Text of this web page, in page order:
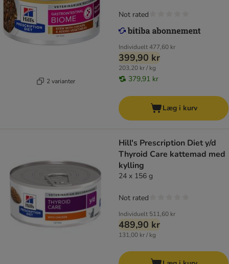
2 varianter
Individuelt477,60 kr
399,90 kr
203,20 kr / kg
379,91 kr
Not rated
Læg i kurv
Hill's Prescription Diet y/d
Thyroid Care kattemad med
kylling
24 x 156 g
Individuelt 511,60 kr
489,90 kr
131,00 kr / kg
Not rated